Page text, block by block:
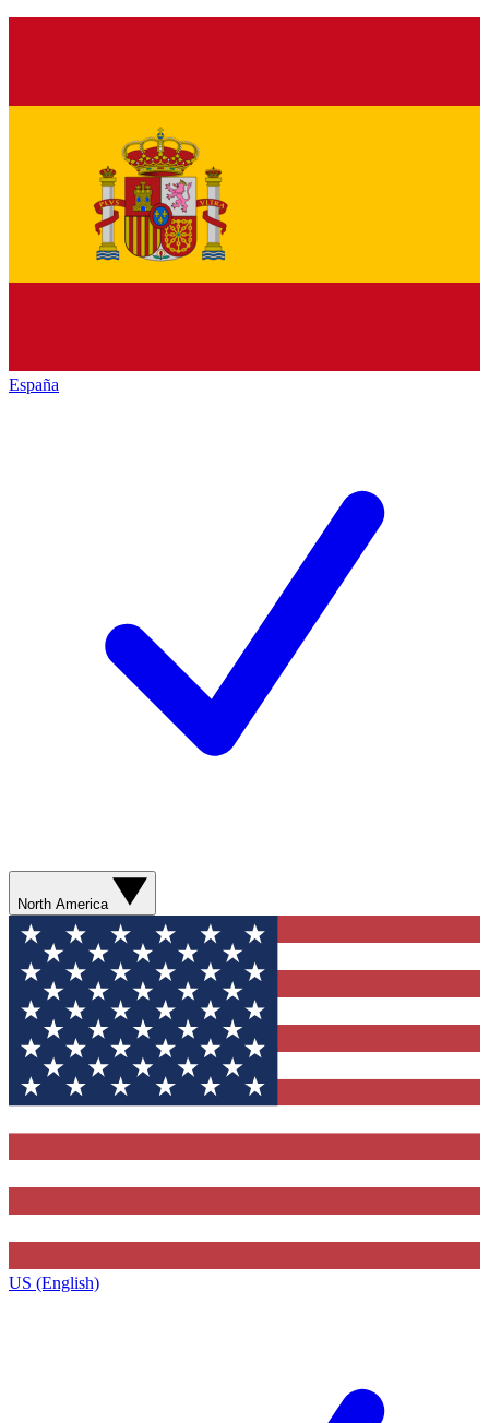
España
North America
US (English)